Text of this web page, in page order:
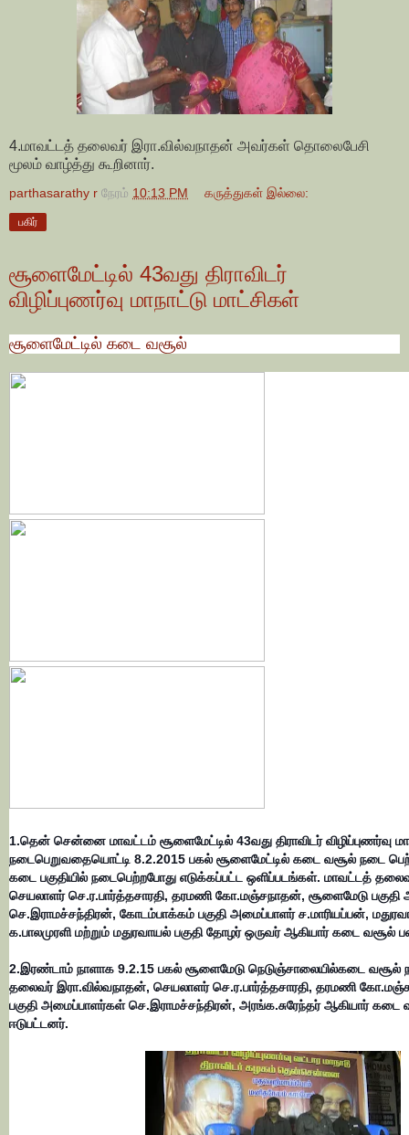
4.மாவட்டத் தலைவர் இரா.வில்வநாதன் அவர்கள் தொலைபேசி
மூலம் வாழ்த்து கூறினார்.
parthasarathy r நேரம் 10:13 PM கருத்துகள் இல்லை:
பகிர்
சூளைமேட்டில் 43வது திராவிடர்
விழிப்புணர்வு மாநாட்டு மாட்சிகள்
சூளைமேட்டில் கடை வசூல்
1.தென் சென்னை மாவட்டம் சூளைமேட்டில் 43வது திராவிடர் விழிப்புணர்வு
நடைபெறுவதையொட்டி 8.2.2015 பகல் சூளைமேட்டில் கடை வசூல் நடை
கடை பகுதியில் நடைபெற்றபோது எடுக்கப்பட்ட ஒளிப்படங்கள். மாவட்டத்
செயலாளர் செ.ர.பார்த்தசாரதி, தரமணி கோ.மஞ்சநாதன், சூளைமேடு
செ.இராமச்சந்திரன், கோடம்பாக்கம் பகுதிஅமைப்பாளர் ச.மாரியப்பன்,
க.பாலமுரளி மற்றும் மதுரவாயல் பகுதி தோழர் ஒருவர்ஆகியார் கடை வசூல்
2.இரண்டாம் நாளாக 9.2.15 பகல் சூளைமேடு நெடுஞ்சாலையில்கடை வசூல்
தலைவர் இரா.வில்வநாதன், செயலாளர் செ.ர.பார்த்தசாரதி, தரமணி
பகுதி அமைப்பாளர்கள் செ.இராமச்சந்திரன், அரங்க.சுரேந்தர் ஆகியார் கடை
ஈடுபட்டனர்.